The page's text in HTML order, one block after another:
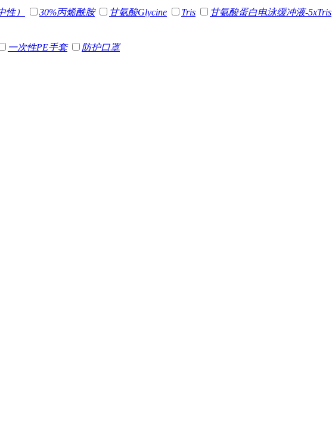
性） 30%丙烯酰胺 甘氨酸Glycine Tris 甘氨酸蛋白电泳缓冲液-5xTris
一次性PE手套 防护口罩